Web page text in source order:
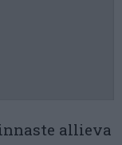
allieva